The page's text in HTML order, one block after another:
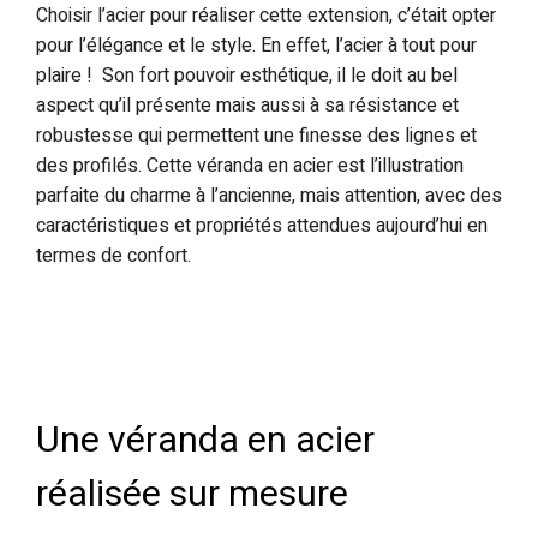
Choisir l’acier pour réaliser cette extension, c’était opter
pour l’élégance et le style. En effet, l’acier à tout pour
plaire ! Son fort pouvoir esthétique, il le doit au bel
aspect qu’il présente mais aussi à sa résistance et
robustesse qui permettent une finesse des lignes et
des profilés. Cette véranda en acier est l’illustration
parfaite du charme à l’ancienne, mais attention, avec des
caractéristiques et propriétés attendues aujourd’hui en
termes de confort.
Une véranda en acier
réalisée sur mesure